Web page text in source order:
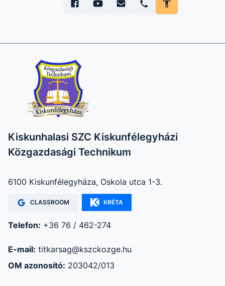
Kiskunhalasi SZC Kiskunfélegyházi
Közgazdasági Technikum
6100 Kiskunfélegyháza, Oskola utca 1-3.
CLASSROOM KRÉTA
Telefon: +36 76 / 462-274
E-mail: titkarsag@kszckozge.hu
OM azonosító: 203042/013